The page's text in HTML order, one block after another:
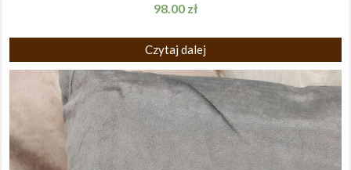
98.00 zł
Czytaj dalej